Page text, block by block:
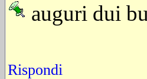
auguri dui
Rispondi